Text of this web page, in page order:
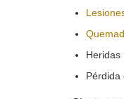
Heridas
Pérdida